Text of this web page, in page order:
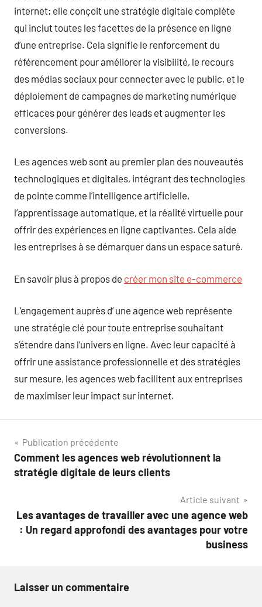
internet; elle conçoit une stratégie digitale complète
qui inclut toutes les facettes de la présence en ligne
d’une entreprise. Cela signifie le renforcement du
référencement pour améliorer la visibilité, le recours
des médias sociaux pour connecter avec le public, et le
déploiement de campagnes de marketing numérique
efficaces pour générer des leads et augmenter les
conversions.
Les agences web sont au premier plan des nouveautés
technologiques et digitales, intégrant des technologies
de pointe comme l’intelligence artificielle,
l’apprentissage automatique, et la réalité virtuelle pour
offrir des expériences en ligne captivantes. Cela aide
les entreprises à se démarquer dans un espace saturé.
En savoir plus à propos de créer mon site e-commerce
L’engagement auprès d’ une agence web représente
une stratégie clé pour toute entreprise souhaitant
s’étendre dans l’univers en ligne. Avec leur capacité à
offrir une assistance professionnelle et des stratégies
sur mesure, les agences web facilitent aux entreprises
de maximiser leur impact sur internet.
Navigation
de
Publication précédente
Comment les agences web révolutionnent la
stratégie digitale de leurs clients
Article suivant
Les avantages de travailler avec une agence web
: Un regard approfondi des avantages pour votre
business
Laisser un commentaire